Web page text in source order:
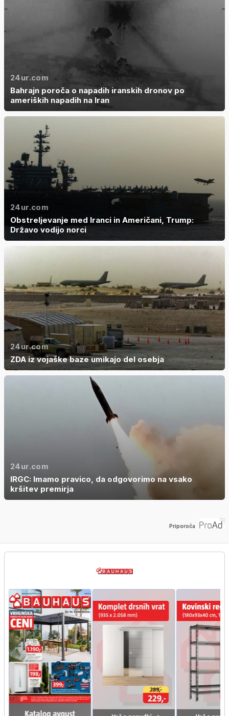
24ur.com
Bahrajn poroča o napadih iranskih dronov po
ameriških napadih na Iran
24ur.com
Obstreljevanje med Iranci in Američani, Trump:
Državo vodijo norci
24ur.com
ZDA iz vojaške baze umikajo del osebja
24ur.com
IRGC: Imamo pravico, da odgovorimo na vsako
kršitev premirja
Priporoča